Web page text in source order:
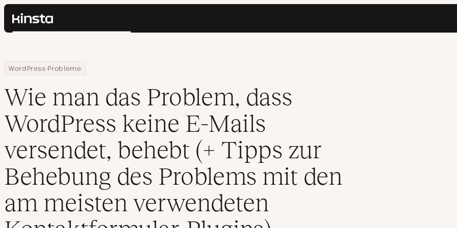
Kinsta®
Preise
Kontakt
Suchen
Home
Ressourcen Center
WordPress-Probleme
Wie man das Problem, dass WordPress keine E-Mails versendet, behebt (+ Tipps zur Behebung des Problems mit den am meisten
Wie man das Problem, dass
WordPress keine E-Mails
versendet, behebt (+ Tipps zur
Behebung des Problems mit den
am meisten verwendeten